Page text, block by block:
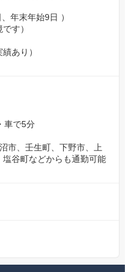
年末年始9日 ）
す）
あり）
車で5分
市、壬生町、下野市、上
谷町などからも通勤可能